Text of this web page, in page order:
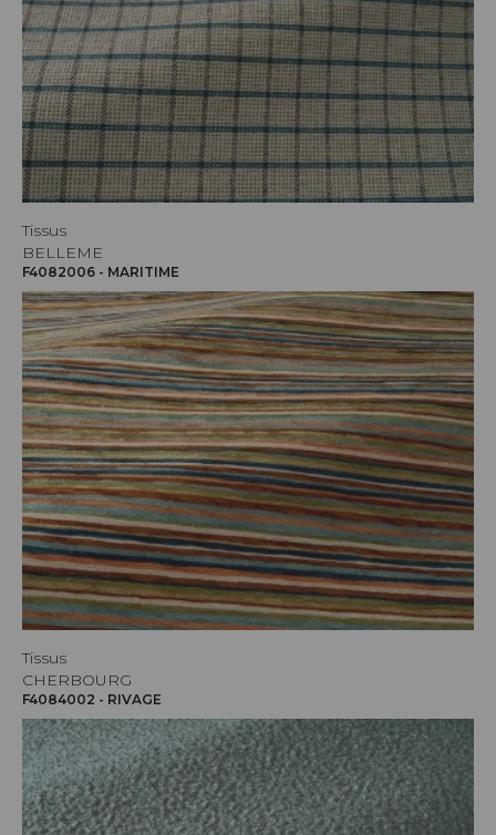
Tissus
BELLEME
F4082006 - MARITIME
Tissus
CHERBOURG
F4084002 - RIVAGE